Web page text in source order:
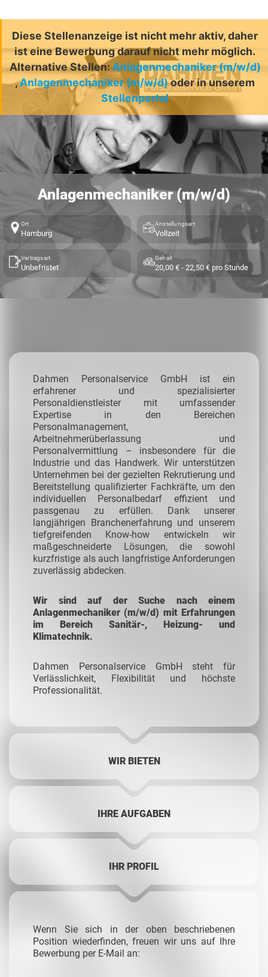
Diese Stellenanzeige ist nicht mehr aktiv, daher
ist eine Bewerbung darauf nicht mehr möglich.
Alternative Stellen: Anlagenmechaniker (m/w/d)
,Anlagenmechaniker (m/w/d)oder in unserem
Stellenportal
Anlagenmechaniker (m/w/d)
Ort
Hamburg
Anstellungsart
Vollzeit
Vertragsart
Unbefristet
Gehalt
20,00 € - 22,50 € pro Stunde
Dahmen Personalservice GmbH ist ein
erfahrener und spezialisierter
Personaldienstleister mit umfassender
Expertise in den Bereichen
Personalmanagement,
Arbeitnehmerüberlassung und
Personalvermittlung – insbesondere für die
Industrie und das Handwerk.Wir unterstützen
Unternehmen bei der gezielten Rekrutierung und
Bereitstellung qualifizierter Fachkräfte, um den
individuellen Personalbedarf effizient und
passgenau zu erfüllen. Dank unserer
langjährigen Branchenerfahrung und unserem
tiefgreifenden Know-how entwickeln wir
maßgeschneiderte Lösungen, die sowohl
kurzfristige als auch langfristige Anforderungen
zuverlässig abdecken.
Wir sind auf der Suche nach einem
Anlagenmechaniker (m/w/d) mit Erfahrungen
im Bereich Sanitär-, Heizung- und
Klimatechnik.
Dahmen Personalservice GmbH steht für
Verlässlichkeit, Flexibilität und höchste
Professionalität.
WIR BIETEN
IHRE AUFGABEN
IHR PROFIL
Wenn Sie sich in der oben beschriebenen
Position wiederfinden, freuen wir uns auf Ihre
Bewerbung per E-Mail an: